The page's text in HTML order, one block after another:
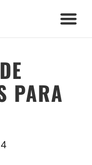
PARA